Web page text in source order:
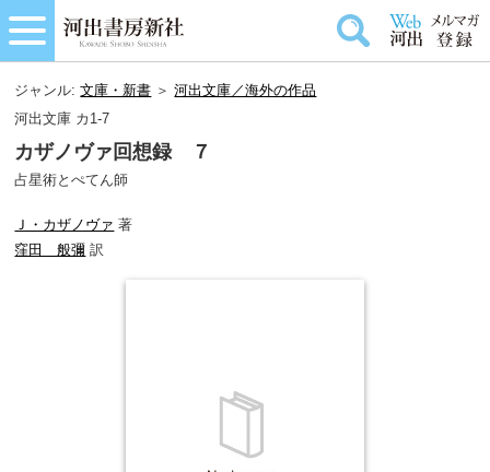
ジャンル:文庫・新書 ＞河出文庫／海外の作品
河出文庫 カ1-7
カザノヴァ回想録 ７
占星術とぺてん師
Ｊ・カザノヴァ 著
窪田 般彌 訳